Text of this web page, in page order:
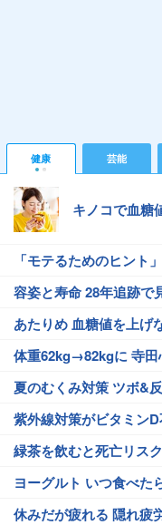
健康 芸能
キノコで血糖
「モテるためのヒント
容姿と寿命 28年追跡で
あたりめ 血糖値を上げ
体重62kg→82kgに 寺田
夏のむくみ対策 ツボ&
紫外線対策がビタミン
緑茶を飲むと死亡リス
ヨーグルト いつ食べた
休みだが疲れる 隠れ疲